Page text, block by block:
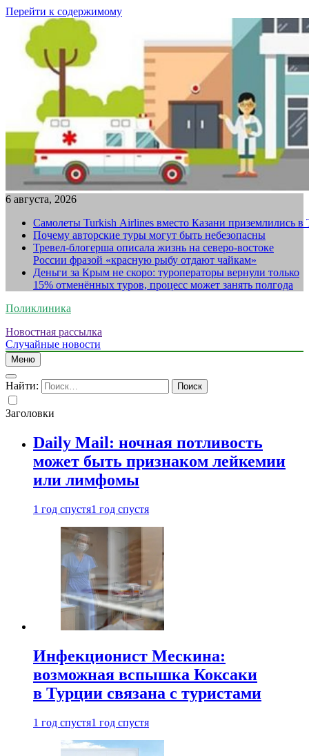
Перейти к содержимому
6 августа, 2026
Самолеты Turkish Airlines вместо Казани приземлились в
Почему авторские туры могут быть небезопасны
Тревел-блогерша описала жизнь на северо-востоке
России фразой «красную рыбу отдают чайкам»
Деньги за Крым не скоро: туроператоры вернули только
15% отменённых туров, процесс может занять полгода
Поликлиника
Новостная рассылка
Случайные новости
Меню
Найти:
Заголовки
Daily Mail: ночная потливость
может быть признаком лейкемии
или лимфомы
1 год спустя1 год спустя
Инфекционист Мескина:
возможная вспышка Коксаки
в Турции связана с туристами
1 год спустя1 год спустя